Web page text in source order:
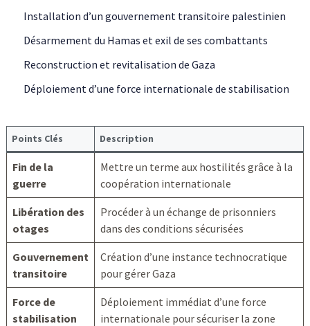
Installation d’un gouvernement transitoire palestinien
Désarmement du Hamas et exil de ses combattants
Reconstruction et revitalisation de Gaza
Déploiement d’une force internationale de stabilisation
Points Clés Description
Fin de la
guerre
Mettre un terme aux hostilités grâce à la
coopération internationale
Libération des
otages
Procéder à un échange de prisonniers
dans des conditions sécurisées
Gouvernement
transitoire
Création d’une instance technocratique
pour gérer Gaza
Force de
stabilisation
Déploiement immédiat d’une force
internationale pour sécuriser la zone